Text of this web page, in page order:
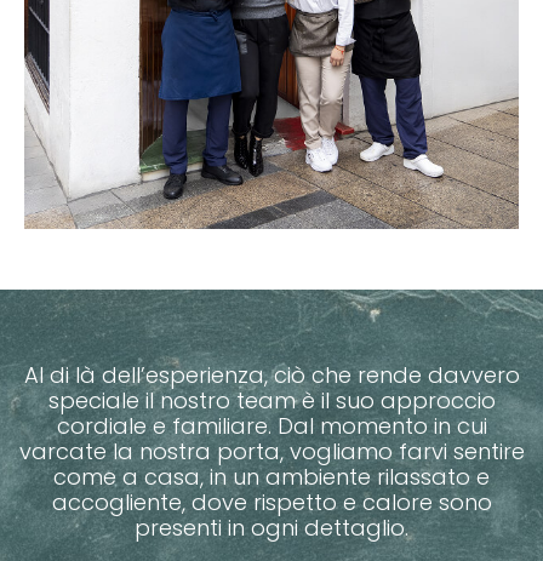
Al di là dell’esperienza, ciò che rende davvero
speciale il nostro team è il suo approccio
cordiale e familiare. Dal momento in cui
varcate la nostra porta, vogliamo farvi sentire
come a casa, in un ambiente rilassato e
accogliente, dove rispetto e calore sono
presenti in ogni dettaglio.